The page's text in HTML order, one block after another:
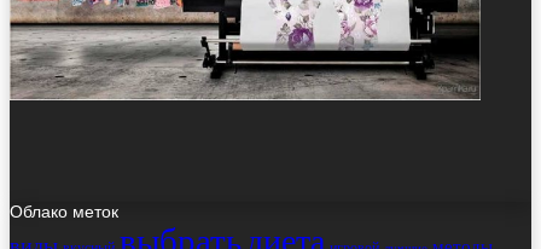
Облако меток
выбрать диета